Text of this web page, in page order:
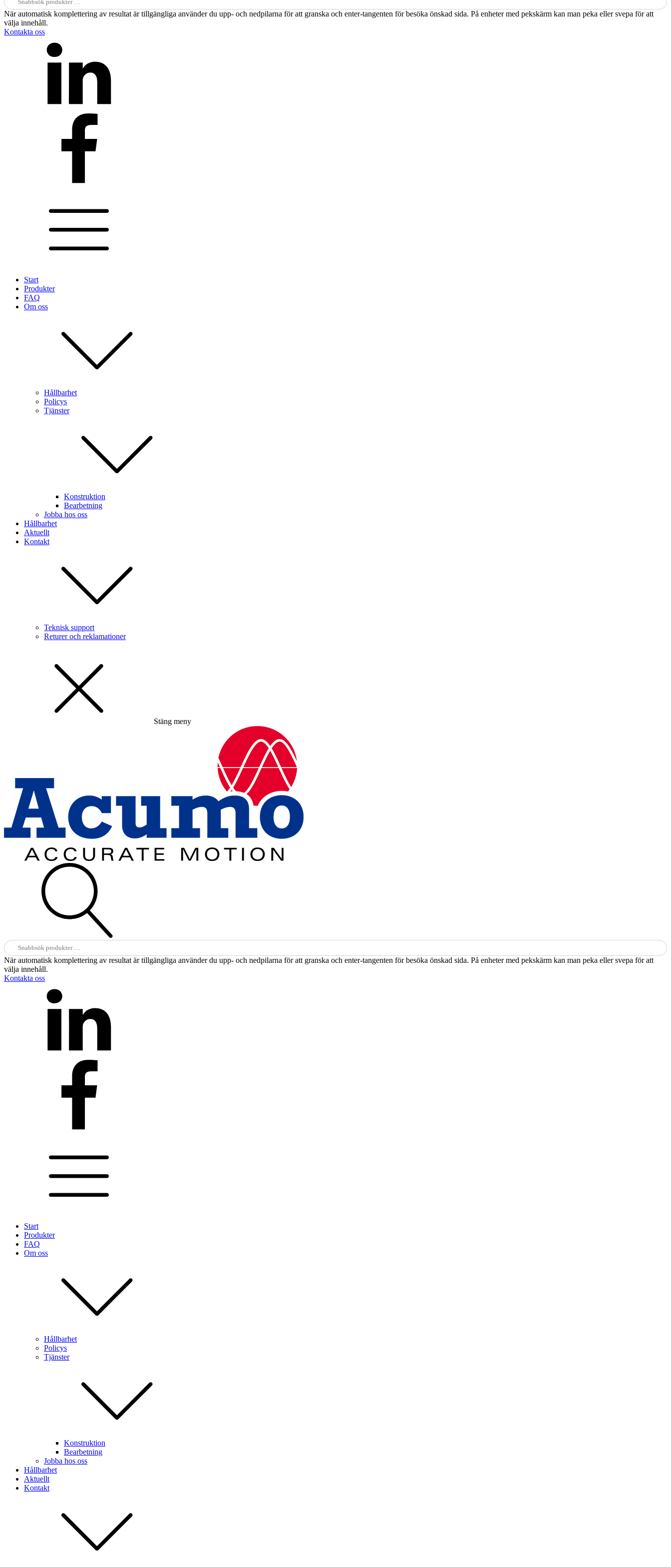
efter:
När automatisk komplettering av resultat är tillgängliga använder du upp- och nedpilarna för att granska och enter-tangenten för besöka önskad sida. På enheter med pekskärm kan man peka eller svepa för att
välja innehåll.
Kontakta oss
Start
Produkter
FAQ
Om oss
Hållbarhet
Policys
Tjänster
Konstruktion
Bearbetning
Jobba hos oss
Hållbarhet
Aktuellt
Kontakt
Teknisk support
Returer och reklamationer
Stäng meny
Sök
efter:
När automatisk komplettering av resultat är tillgängliga använder du upp- och nedpilarna för att granska och enter-tangenten för besöka önskad sida. På enheter med pekskärm kan man peka eller svepa för att
välja innehåll.
Kontakta oss
Start
Produkter
FAQ
Om oss
Hållbarhet
Policys
Tjänster
Konstruktion
Bearbetning
Jobba hos oss
Hållbarhet
Aktuellt
Kontakt